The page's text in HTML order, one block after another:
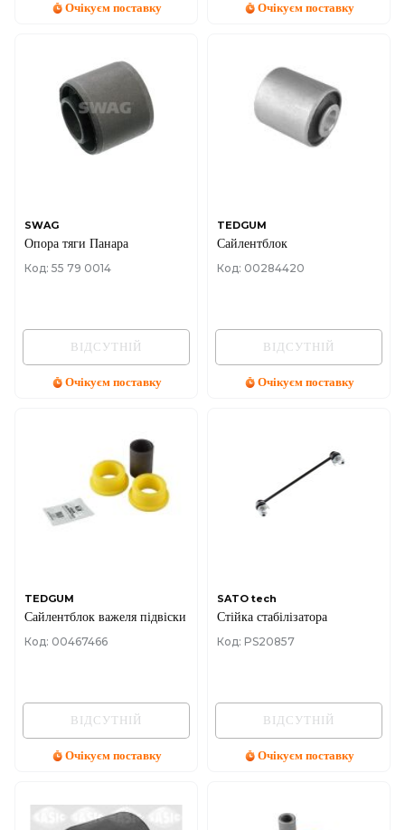
Очікуєм поставку Очікуєм поставку
SWAG
Опора тяги Панара
Код: 55 79 0014
ВІДСУТНІЙ
Очікуєм поставку
TEDGUM
Сайлентблок
Код: 00284420
ВІДСУТНІЙ
Очікуєм поставку
TEDGUM
Сайлентблок важеля підвіски
Код: 00467466
ВІДСУТНІЙ
Очікуєм поставку
SATO tech
Стійка стабілізатора
Код: PS20857
ВІДСУТНІЙ
Очікуєм поставку